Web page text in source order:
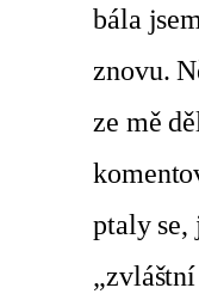
bála
znovu.
ze mě
ptaly se,